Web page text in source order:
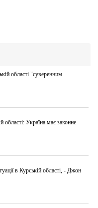
області "суверенним
області: Україна має законне
в Курській області, - Джон